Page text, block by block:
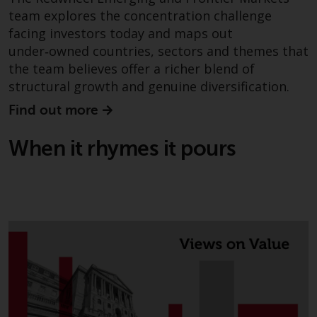
Diese Website beschreibt die
Fähigkeiten von Redwheel und
dient nur zu
Informationszwecken. Keines der
auf dieser Website enthaltenen
Materialien soll ein
Aufforderung oder Aufforderung
zur Abgabe eines Angebots zum
bereitgestellt werden, und darf
nicht im Zusammenhang mit
einer Anlageentscheidung
herangezogen werden. Diese
team explores the concentration challenge
facing investors today and maps out
under‑owned countries, sectors and themes that
the team believes offer a richer blend of
structural growth and genuine diversification.
Find out more
When it rhymes it pours